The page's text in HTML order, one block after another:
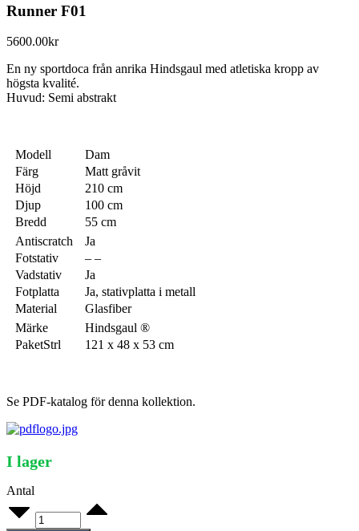
Runner F01
5600.00kr
En ny sportdoca från anrika Hindsgaul med atletiska kropp av
högsta kvalité.
Huvud: Semi abstrakt
Modell
Dam
Färg
Matt gråvit
Höjd
210 cm
Djup
100 cm
Bredd
55 cm
Antiscratch
Ja
Fotstativ
– –
Vadstativ
Ja
Fotplatta
Ja, stativplatta i metall
Material
Glasfiber
Märke
Hindsgaul ®
PaketStrl
121 x 48 x 53 cm
Se PDF-katalog för denna kollektion.
I lager
Antal
Runner
F01